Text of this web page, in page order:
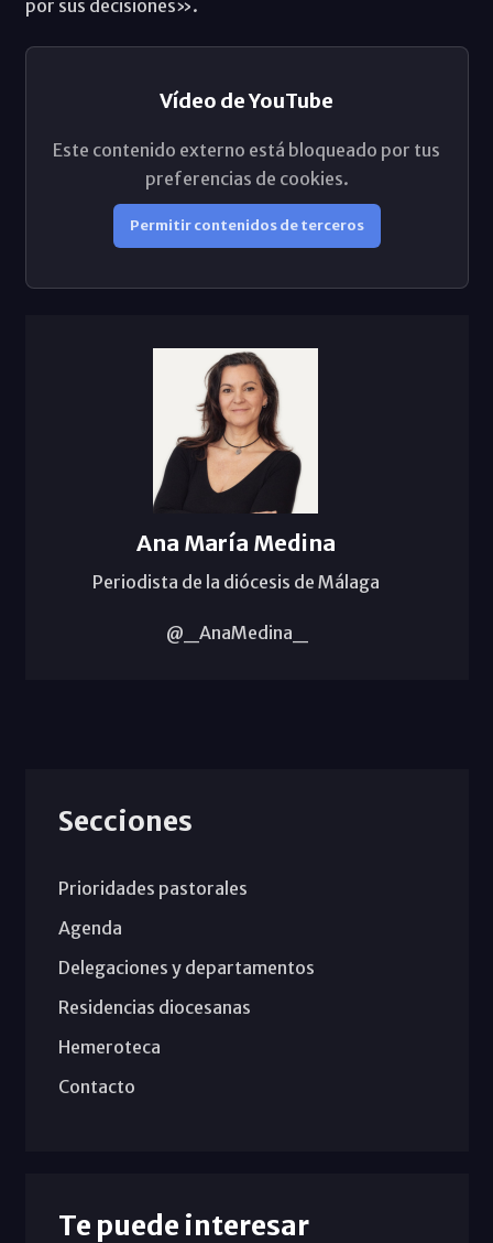
por sus decisiones».
Vídeo de YouTube
Este contenido externo está bloqueado por tus
preferencias de cookies.
Permitir contenidos de terceros
Ana María Medina
Periodista de la diócesis de Málaga
@_AnaMedina_
Secciones
Prioridades pastorales
Agenda
Delegaciones y departamentos
Residencias diocesanas
Hemeroteca
Contacto
Te puede interesar